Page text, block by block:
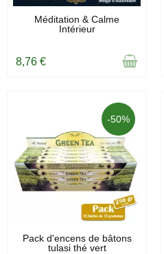
RUPTURE DE STOCK
Méditation & Calme
Intérieur
8,76 €
-50%
EN STOCK
Pack d'encens de bâtons
tulasi thé vert